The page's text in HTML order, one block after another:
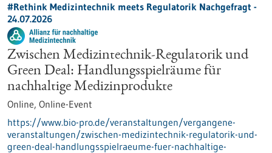
#Rethink Medizintechnik meets Regulatorik Nachgefragt -
24.07.2026
Zwischen Medizintechnik-Regulatorik und
Green Deal: Handlungsspielräume für
nachhaltige Medizinprodukte
Online, Online-Event
https://www.bio-pro.de/veranstaltungen/vergangene-
veranstaltungen/zwischen-medizintechnik-regulatorik-und-
green-deal-handlungsspielraeume-fuer-nachhaltige-